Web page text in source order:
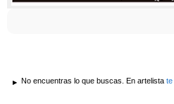
No encuentras lo que buscas. En artelista te